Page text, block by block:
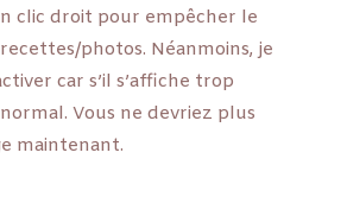
clic droit pour empêcher le
photos. Néanmoins, je
car s’il s’affiche trop
Vous ne devriez plus
maintenant.